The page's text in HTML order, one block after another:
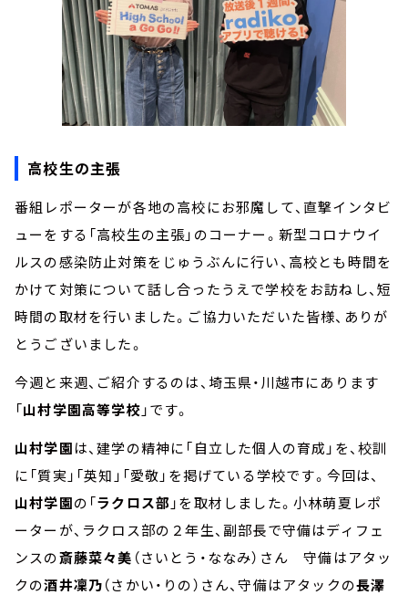
高校生の主張
番組レポーターが各地の高校にお邪魔して、直撃インタビ
ューをする「高校生の主張」のコーナー。新型コロナウイ
ルスの感染防止対策をじゅうぶんに行い、高校とも時間を
かけて対策について話し合ったうえで学校をお訪ねし、短
時間の取材を行いました。ご協力いただいた皆様、ありが
とうございました。
今週と来週、ご紹介するのは、埼玉県・川越市にあります
「山村学園高等学校 」です。
山村学園は、建学の精神に「自立した個人の育成」を、校訓
に「質実」「英知」「愛敬」を掲げている学校です。今回は、
山村学園の「ラクロス部 」を取材しました。小林萌夏レポ
ーターが、ラクロス部の２年生、副部長で守備はディフェ
ンスの斎藤菜々美 （さいとう・ななみ）さん 守備はアタッ
クの酒井凜乃（さかい・りの）さん、守備はアタックの長澤